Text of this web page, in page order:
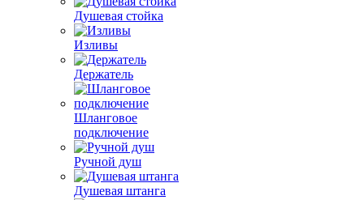
Душевая стойка
Изливы
Держатель
Шланговое
подключение
Ручной душ
Душевая штанга